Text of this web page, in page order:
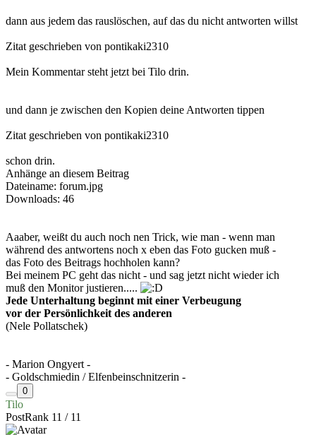
dann aus jedem das rauslöschen, auf das du nicht antworten willst
Zitat geschrieben von pontikaki2310
Mein Kommentar steht jetzt bei Tilo drin.
und dann je zwischen den Kopien deine Antworten tippen
Zitat geschrieben von pontikaki2310
schon drin.
Anhänge an diesem Beitrag
Dateiname: forum.jpg
Downloads: 46
Aaaber, weißt du auch noch nen Trick, wie man - wenn man
während des antwortens noch x eben das Foto gucken muß -
das Foto des Beitrags hochholen kann?
Bei meinem PC geht das nicht - und sag jetzt nicht wieder ich
muß den Monitor justieren.....
Jede Unterhaltung beginnt mit einer Verbeugung
vor der Persönlichkeit des anderen
(Nele Pollatschek)
- Marion Ongyert -
- Goldschmiedin / Elfenbeinschnitzerin -
0
Tilo
PostRank 11 / 11